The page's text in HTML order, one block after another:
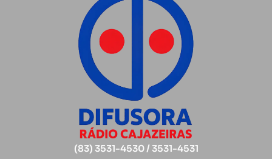
(83) 3531-4530 / 3531-4531